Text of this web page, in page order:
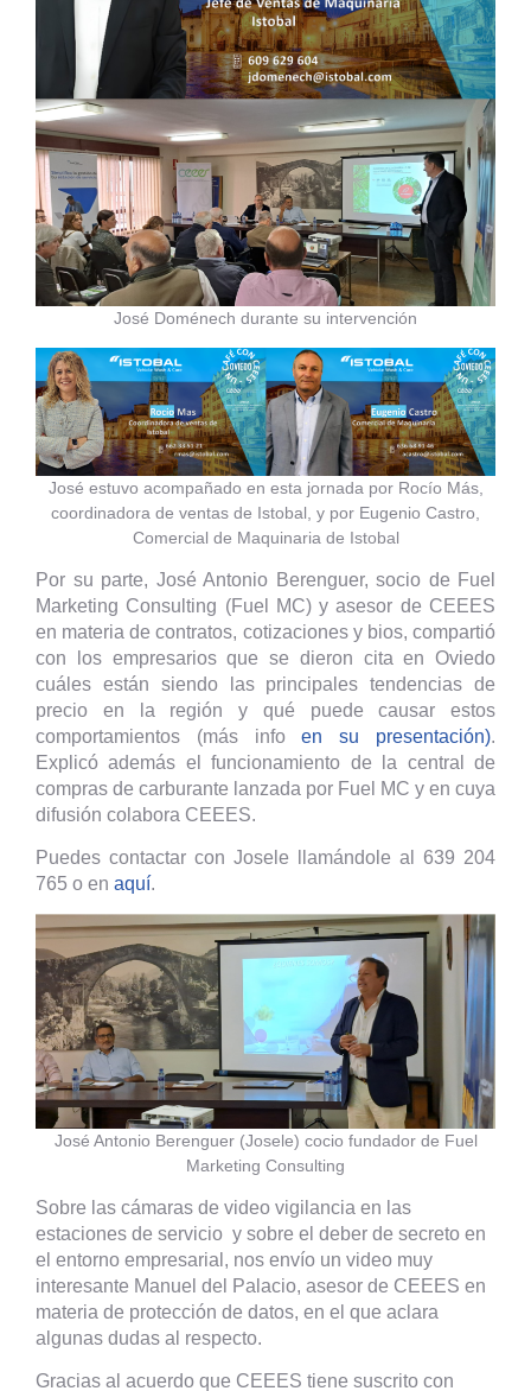
José Doménech durante su intervención
José estuvo acompañado en esta jornada por Rocío Más,
coordinadora de ventas de Istobal, y por Eugenio Castro,
Comercial de Maquinaria de Istobal
Por su parte, José Antonio Berenguer, socio de Fuel
Marketing Consulting (Fuel MC) y asesor de CEEES
en materia de contratos, cotizaciones y bios, compartió
con los empresarios que se dieron cita en Oviedo
cuáles están siendo las principales tendencias de
precio en la región y qué puede causar estos
comportamientos (más infoen su presentación).
Explicó además el funcionamiento de la central de
compras de carburante lanzada por Fuel MC y en cuya
difusión colabora CEEES.
Puedes contactar con Josele llamándole al 639 204
765 o en aquí.
José Antonio Berenguer (Josele) cocio fundador de Fuel
Marketing Consulting
Sobre las cámaras de video vigilancia en las
estaciones de servicio y sobre el deber de secreto en
el entorno empresarial, nos envío un video muy
interesante Manuel del Palacio, asesor de CEEES en
materia de protección de datos, en el que aclara
algunas dudas al respecto.
Gracias al acuerdo que CEEES tiene suscrito con